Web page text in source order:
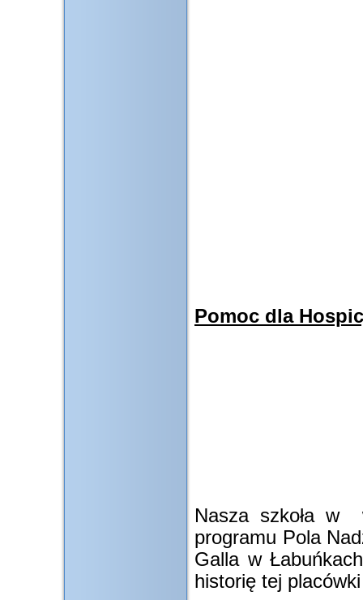
Pomoc dla
Nasza szkoła w
programu Pola
Galla w
historię tej placówki